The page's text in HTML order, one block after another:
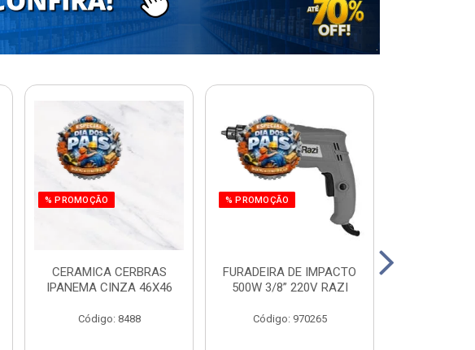
% PROMOÇÃO
CERAMICA CERBRAS
IPANEMA CINZA 46X46
Código: 8488
% PROMOÇÃO
FURADEIRA DE IMPACTO
500W 3/8” 220V RAZI
Código: 970265